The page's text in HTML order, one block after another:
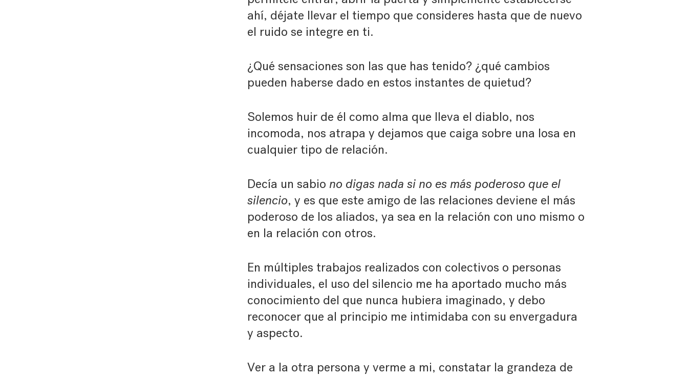
ahí, déjate llevar el tiempo que consideres hasta que de nuevo
el ruido se integre en ti.
¿Qué sensaciones son las que has tenido? ¿qué cambios
pueden haberse dado en estos instantes de quietud?
Solemos huir de él como alma que lleva el diablo, nos
incomoda, nos atrapa y dejamos que caiga sobre una losa en
cualquier tipo de relación.
Decía un sabio no digas nada si no es más poderoso que el
silencio, y es que este amigo de las relaciones deviene el más
poderoso de los aliados, ya sea en la relación con uno mismo o
en la relación con otros.
En múltiples trabajos realizados con colectivos o personas
individuales, el uso del silencio me ha aportado mucho más
conocimiento del que nunca hubiera imaginado, y debo
reconocer que al principio me intimidaba con su envergadura
y aspecto.
Ver a la otra persona y verme a mi, constatar la grandeza de